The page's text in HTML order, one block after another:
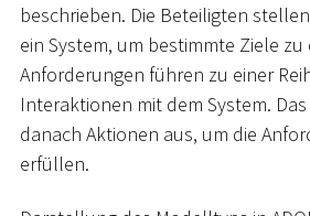
beschrieben. Die Beteiligten
ein System, um bestimmte Ziele zu
Anforderungen führen zu einer
Interaktionen mit dem System.
danach Aktionen aus, um die
erfüllen.